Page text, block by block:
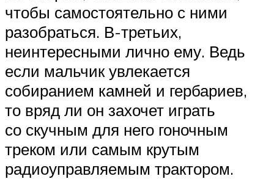
чтобы самостоятельно с ними
разобраться. В-третьих,
неинтересными лично ему. Ведь
если мальчик увлекается
собиранием камней и гербариев,
то вряд ли он захочет играть
со скучным для него гоночным
треком или самым крутым
радиоуправляемым трактором.